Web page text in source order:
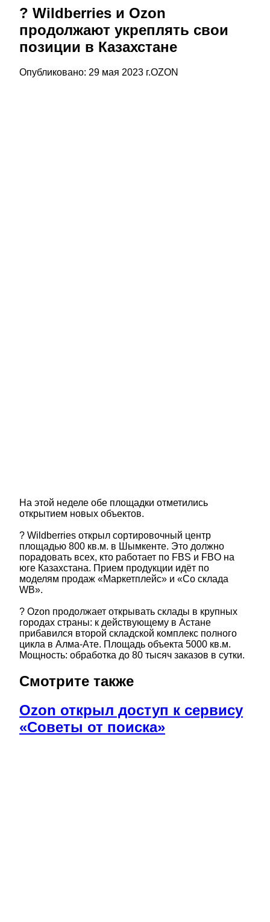
? Wildberries и Ozon
продолжают укреплять свои
позиции в Казахстане
Опубликовано: 29 мая 2023 г.OZON
На этой неделе обе площадки отметились
открытием новых объектов.
? Wildberries открыл сортировочный центр
площадью 800 кв.м. в Шымкенте. Это должно
порадовать всех, кто работает по FBS и FBO на
юге Казахстана. Прием продукции идёт по
моделям продаж «Маркетплейс» и «Со склада
WB».
? Ozon продолжает открывать склады в крупных
городах страны: к действующему в Астане
прибавился второй складской комплекс полного
цикла в Алма-Ате. Площадь объекта 5000 кв.м.
Мощность: обработка до 80 тысяч заказов в сутки.
Смотрите также
Ozon открыл доступ к сервису
«Советы от поиска»